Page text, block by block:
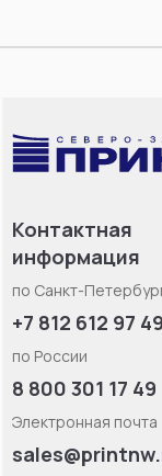
Контактная
информация
по Санкт-
+7 812 612 97 49
по России
8 800 301 17 49
Электронная почта